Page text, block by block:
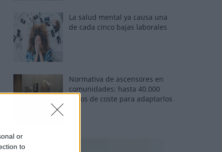
or
to
La salud mental ya causa una
de cada cinco bajas laborales
Normativa de ascensores en
comunidades: hasta 40.000
euros de coste para adaptarlos